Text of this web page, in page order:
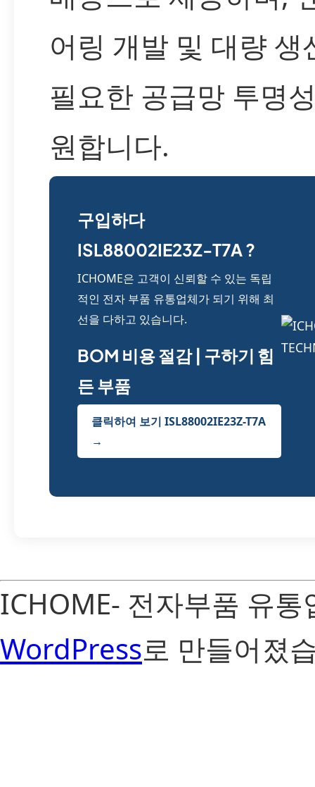
어링 개발 및 대량 생
필요한 공급망 투명
원합니다.
구입하다
ISL88002IE23Z-T7A ?
ICHOME은 고객이 신뢰할 수 있는 독립
적인 전자 부품 유통업체가 되기 위해 최
선을 다하고 있습니다.
BOM 비용 절감 | 구하기 힘
든 부품
클릭하여 보기 ISL88002IE23Z-T7A
→
ICHOME- 전자부품 유
WordPress로 만들어졌